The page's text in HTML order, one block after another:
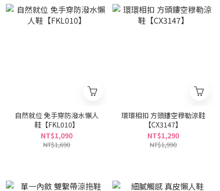
自然就位 免手穿防潑水懶人
鞋【FKL010】
NT$1,090
NT$1,690
環環相扣 方頭鏤空穆勒涼鞋
【CX3147】
NT$1,290
NT$1,990